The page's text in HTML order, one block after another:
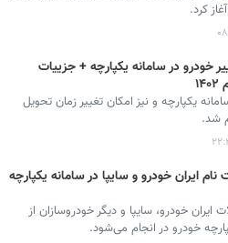
خودرو در سامانه یکپارچه + جزییات
یکپارچه و نیز امکان تغییر زمان تحویل
شد.
نام ایران خودرو و سایپا در سامانه یکپارچه
خودرو، سایپا و دیگر خودروسازان از
خودرو در انجام می‌شود.